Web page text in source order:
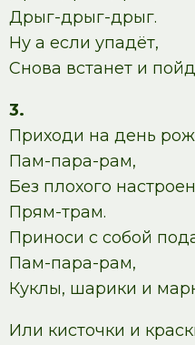
Дрыг-дрыг-дрыг.
Ну а если упадёт,
Снова встанет и
3.
Приходи на день
Пам-пара-рам,
Без плохого
Прям-трам.
Приноси с собой
Пам-пара-рам,
Куклы, шарики и
Или кисточки и